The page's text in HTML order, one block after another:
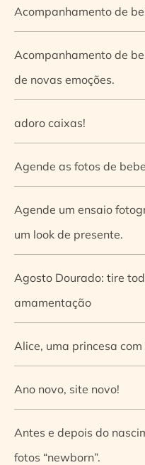
Acompanhamento de
Acompanhamento de
de novas emoções.
adoro caixas!
Agende as fotos de
Agende um ensaio
um look de presente.
Agosto Dourado: tire
amamentação
Alice, uma princesa
Ano novo, site novo!
Antes e depois do
fotos “newborn”.